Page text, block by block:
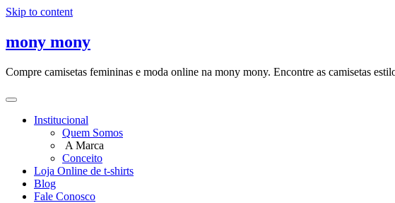
Skip to content
mony mony
Compre camisetas femininas e moda online na mony mony. Encontre as camisetas
Institucional
Quem Somos
A Marca
Conceito
Loja Online de t-shirts
Blog
Fale Conosco